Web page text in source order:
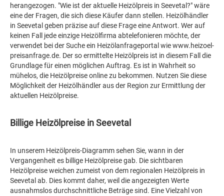
herangezogen. "Wie ist der aktuelle Heizölpreis in Seevetal?" wäre
eine der Fragen, die sich diese Käufer dann stellen. Heizölhändler
in Seevetal geben präzise auf diese Frage eine Antwort. Wer auf
keinen Fall jede einzige Heizölfirma abtelefonieren möchte, der
verwendet bei der Suche ein Heizölanfrageportal wie www.heizoel-
preisanfrage.de. Der so ermittelte Heizölpreis ist in diesem Fall die
Grundlage für einen möglichen Auftrag. Es ist in Wahrheit so
mühelos, die Heizölpreise online zu bekommen. Nutzen Sie diese
Möglichkeit der Heizölhändler aus der Region zur Ermittlung der
aktuellen Heizölpreise.
Billige Heizölpreise in Seevetal
In unserem Heizölpreis-Diagramm sehen Sie, wann in der
Vergangenheit es billige Heizölpreise gab. Die sichtbaren
Heizölpreise weichen zumeist von dem regionalen Heizölpreis in
Seevetal ab. Dies kommt daher, weil die angezeigten Werte
ausnahmslos durchschnittliche Beträge sind. Eine Vielzahl von